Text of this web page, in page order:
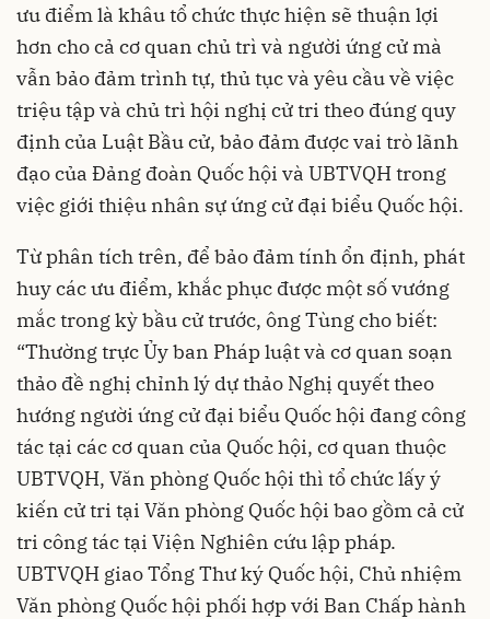
ưu điểm là khâu tổ chức thực hiện sẽ thuận lợi
hơn cho cả cơ quan chủ trì và người ứng cử mà
vẫn bảo đảm trình tự, thủ tục và yêu cầu về việc
triệu tập và chủ trì hội nghị cử tri theo đúng quy
định của Luật Bầu cử, bảo đảm được vai trò lãnh
đạo của Đảng đoàn Quốc hội và UBTVQH trong
việc giới thiệu nhân sự ứng cử đại biểu Quốc hội.
Từ phân tích trên, để bảo đảm tính ổn định, phát
huy các ưu điểm, khắc phục được một số vướng
mắc trong kỳ bầu cử trước, ông Tùng cho biết:
“Thường trực Ủy ban Pháp luật và cơ quan soạn
thảo đề nghị chỉnh lý dự thảo Nghị quyết theo
hướng người ứng cử đại biểu Quốc hội đang công
tác tại các cơ quan của Quốc hội, cơ quan thuộc
UBTVQH, Văn phòng Quốc hội thì tổ chức lấy ý
kiến cử tri tại Văn phòng Quốc hội bao gồm cả cử
tri công tác tại Viện Nghiên cứu lập pháp.
UBTVQH giao Tổng Thư ký Quốc hội, Chủ nhiệm
Văn phòng Quốc hội phối hợp với Ban Chấp hành